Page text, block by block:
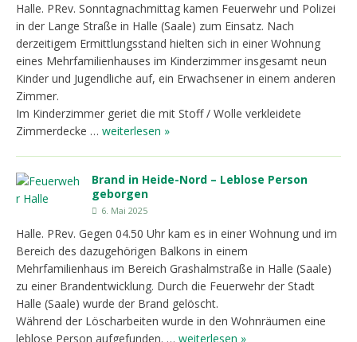
Halle. PRev. Sonntagnachmittag kamen Feuerwehr und Polizei
in der Lange Straße in Halle (Saale) zum Einsatz. Nach
derzeitigem Ermittlungsstand hielten sich in einer Wohnung
eines Mehrfamilienhauses im Kinderzimmer insgesamt neun
Kinder und Jugendliche auf, ein Erwachsener in einem anderen
Zimmer.
Im Kinderzimmer geriet die mit Stoff / Wolle verkleidete
Zimmerdecke … weiterlesen »
Brand in Heide-Nord – Leblose Person
geborgen
6. Mai 2025
Halle. PRev. Gegen 04.50 Uhr kam es in einer Wohnung und im
Bereich des dazugehörigen Balkons in einem
Mehrfamilienhaus im Bereich Grashalmstraße in Halle (Saale)
zu einer Brandentwicklung. Durch die Feuerwehr der Stadt
Halle (Saale) wurde der Brand gelöscht.
Während der Löscharbeiten wurde in den Wohnräumen eine
leblose Person aufgefunden. … weiterlesen »